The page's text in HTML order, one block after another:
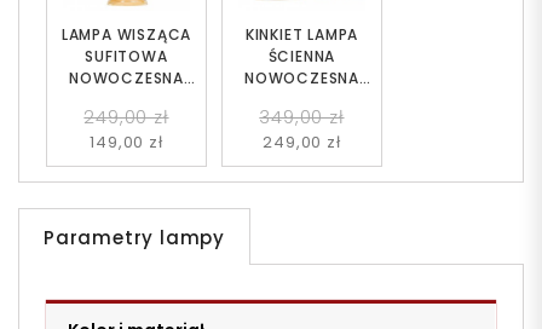
LAMPA WISZĄCA
SUFITOWA
NOWOCZESNA
BURSZTYNOWA
MOLETTI D20
249,00 zł
149,00 zł
KINKIET LAMPA
ŚCIENNA
NOWOCZESNA
BURSZTYNOWA
MOLETTI W2
349,00 zł
249,00 zł
Parametry lampy